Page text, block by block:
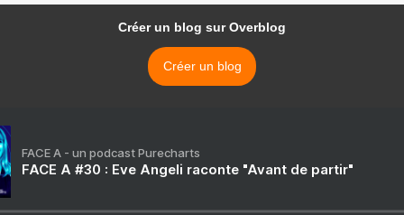
Créer un blog sur Overblog
Créer un blog
FACE A - un podcast Purecharts
FACE A #30 : Eve Angeli raconte "Avant de partir"